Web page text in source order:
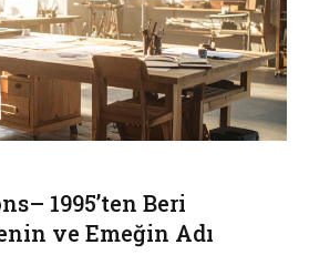
1995’ten Beri
ve Emeğin Adı